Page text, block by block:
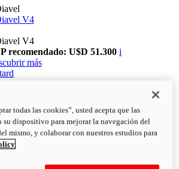
V4
V4
recomendado: U$D 51.300 i
más
todas las cookies”, usted acepta que las
su dispositivo para mejorar la navegación del
mismo, y colaborar con nuestros estudios para